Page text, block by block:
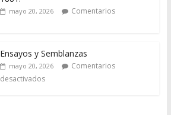
mayo 20, 2026
Comentarios
Ensayos y Semblanzas
mayo 20, 2026
Comentarios
desactivados